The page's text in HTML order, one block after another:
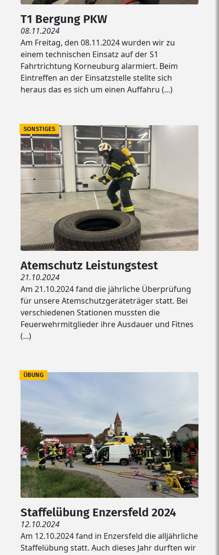
T1 Bergung PKW
08.11.2024
Am Freitag, den 08.11.2024 wurden wir zu
einem technischen Einsatz auf der S1
Fahrtrichtung Korneuburg alarmiert. Beim
Eintreffen an der Einsatzstelle stellte sich
heraus das es sich um einen Auffahru (...)
Atemschutz Leistungstest
21.10.2024
Am 21.10.2024 fand die jährliche Überprüfung
für unsere Atemschutzgeräteträger statt. Bei
verschiedenen Stationen mussten die
Feuerwehrmitglieder ihre Ausdauer und Fitnes
(...)
SONSTIGES
Staffelübung Enzersfeld 2024
12.10.2024
Am 12.10.2024 fand in Enzersfeld die alljährliche
Staffelübung statt. Auch dieses Jahr durften wir
ÜBUNG